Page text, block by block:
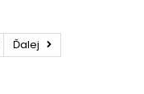
CB X 11 2000 -
GL 1981 - 1983
Ďalej